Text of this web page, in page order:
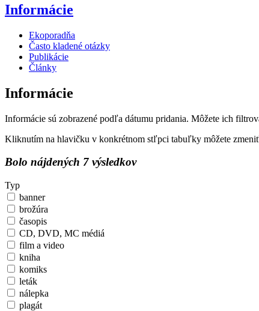
Informácie
Ekoporadňa
Často kladené otázky
Publikácie
Články
Informácie
Informácie sú zobrazené podľa dátumu pridania. Môžete ich
Kliknutím na hlavičku v konkrétnom stľpci tabuľky môžete zmeniť
Bolo nájdených 7 výsledkov
Typ
banner
brožúra
časopis
CD, DVD, MC médiá
film a video
kniha
komiks
leták
nálepka
plagát